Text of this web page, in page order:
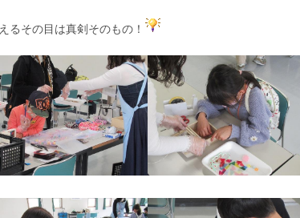
るその目は真剣そのもの！